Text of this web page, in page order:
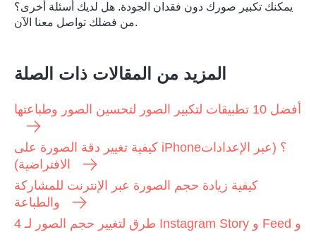
الخطوه 3.
يمكنك تكبير صورك دون فقدان الجودة. هل لديك أسئلة أخرى؟
من فضلك تواصل معنا الآن.
المزيد من المقالات ذات الصلة
أفضل 10 تطبيقات لتكبير الصور لتحسين الصور وطباعتها
كيفية تغيير دقة الصورة على iPhone؟ (عبر الإعدادات
الافتراضية)
كيفية زيادة حجم الصورة عبر الإنترنت للمشاركة
والطباعة
4 طرق لتغيير حجم الصور لـ Instagram Story و Feed و